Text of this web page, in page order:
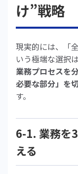
け”戦略
現実的には、「
いう極端な選択
業務プロセスを
必要な部分」を
す。
6-1. 業務を
える